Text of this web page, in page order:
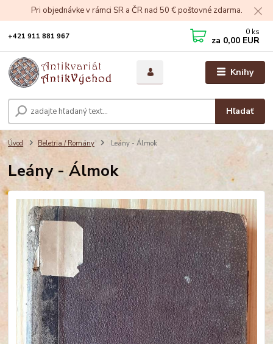
Pri objednávke v rámci SR a ČR nad 50 € poštovné zdarma.
Knihy
Hľadať
+421 911 881 967 0 ks
za 0,00 EUR
Úvod Beletria / Romány Leány - Álmok
Leány - Álmok